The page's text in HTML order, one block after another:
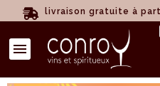
livraison gratuite à